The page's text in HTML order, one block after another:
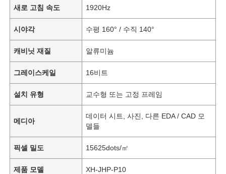
새로 고침 속도 1920Hz
시야각 수평 160° / 수직 140°
캐비닛 재질 알류미늄
그레이스케일 16비트
설치 유형 교수형 또는 고정 프레임
메디아
데이터 시트, 사진, 다른 EDA / CAD 모
델들
픽셀 밀도 15625dots/㎡
제품 모델 XH-JHP-P10